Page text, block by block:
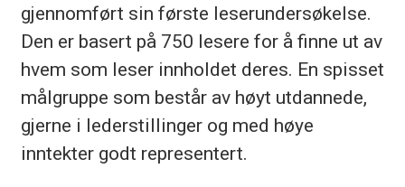
gjennomført sin første leserundersøkelse.
Den er basert på 750 lesere for å finne ut av
hvem som leser innholdet deres. En spisset
målgruppe som består av høyt utdannede,
gjerne i lederstillinger og med høye
inntekter godt representert.